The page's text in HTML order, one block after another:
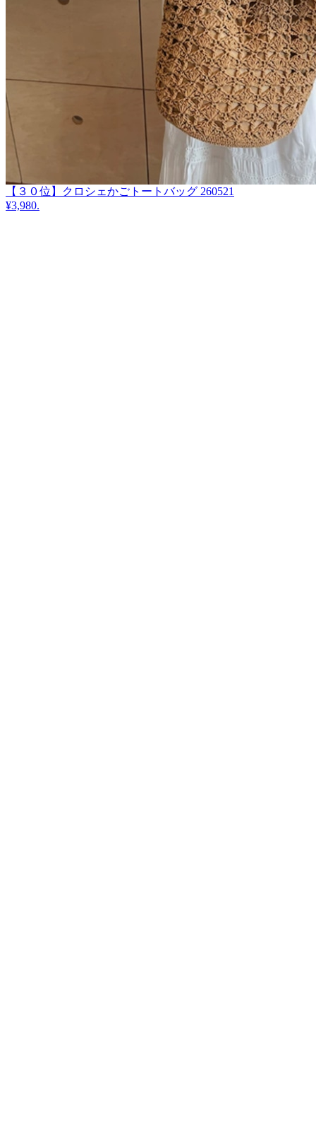
【３０位】クロシェかごトートバッグ 260521
¥3,980.